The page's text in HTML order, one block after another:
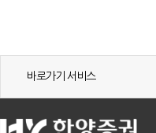
바로가기 서비스